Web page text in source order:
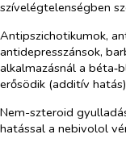
szívelégtelenségben
Antipszichotikumok,
antidepresszánsok,
alkalmazásnál a
erősödik (additív
Nem-szteroid
hatással a nebivolol